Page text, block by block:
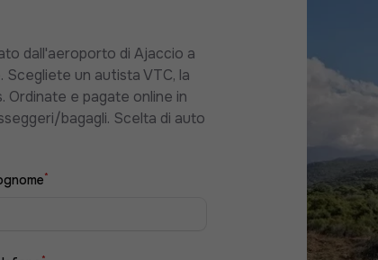
dall'aeroporto di Ajaccio a
un autista VTC, la
Ordinate e pagate online in
bagagli. Scelta di auto
*